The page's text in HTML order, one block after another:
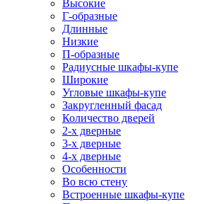
Высокие
Г-образные
Длинные
Низкие
П-образные
Радиусные шкафы-купе
Широкие
Угловые шкафы-купе
Закругленный фасад
Количество дверей
2-х дверные
3-х дверные
4-х дверные
Особенности
Во всю стену
Встроенные шкафы-купе